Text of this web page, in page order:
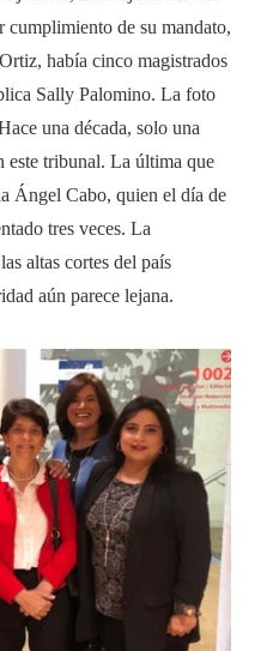
cumplimiento de su mandato,
había cinco magistrados
Sally Palomino. La foto
una década, solo una
este tribunal. La última que
Ángel Cabo, quien el día de
tres veces. La
altas cortes del país
aún parece lejana.